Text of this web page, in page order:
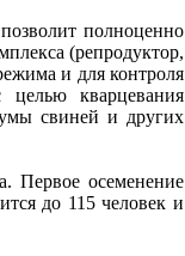
полноценно
(репродуктор,
и для контроля
кварцевания
свиней и других
Первое осеменение
до 115 человек и